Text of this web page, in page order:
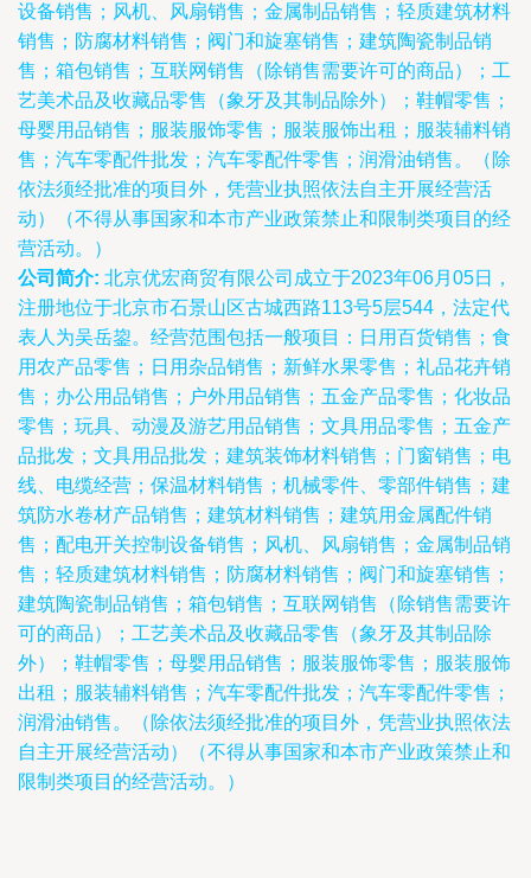
设备销售；风机、风扇销售；金属制品销售；轻质建筑材料
销售；防腐材料销售；阀门和旋塞销售；建筑陶瓷制品销
售；箱包销售；互联网销售（除销售需要许可的商品）；工
艺美术品及收藏品零售（象牙及其制品除外）；鞋帽零售；
母婴用品销售；服装服饰零售；服装服饰出租；服装辅料销
售；汽车零配件批发；汽车零配件零售；润滑油销售。（除
依法须经批准的项目外，凭营业执照依法自主开展经营活
动）（不得从事国家和本市产业政策禁止和限制类项目的经
营活动。）
公司简介: 北京优宏商贸有限公司成立于2023年06月05日，
注册地位于北京市石景山区古城西路113号5层544，法定代
表人为吴岳鋆。经营范围包括一般项目：日用百货销售；食
用农产品零售；日用杂品销售；新鲜水果零售；礼品花卉销
售；办公用品销售；户外用品销售；五金产品零售；化妆品
零售；玩具、动漫及游艺用品销售；文具用品零售；五金产
品批发；文具用品批发；建筑装饰材料销售；门窗销售；电
线、电缆经营；保温材料销售；机械零件、零部件销售；建
筑防水卷材产品销售；建筑材料销售；建筑用金属配件销
售；配电开关控制设备销售；风机、风扇销售；金属制品销
售；轻质建筑材料销售；防腐材料销售；阀门和旋塞销售；
建筑陶瓷制品销售；箱包销售；互联网销售（除销售需要许
可的商品）；工艺美术品及收藏品零售（象牙及其制品除
外）；鞋帽零售；母婴用品销售；服装服饰零售；服装服饰
出租；服装辅料销售；汽车零配件批发；汽车零配件零售；
润滑油销售。（除依法须经批准的项目外，凭营业执照依法
自主开展经营活动）（不得从事国家和本市产业政策禁止和
限制类项目的经营活动。）